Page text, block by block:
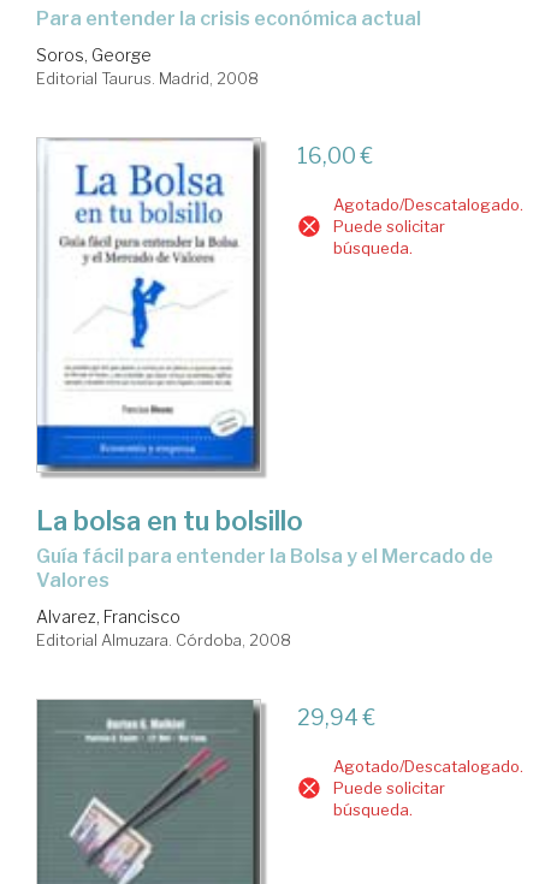
para entender la crisis económica actual
Soros, George
Editorial Taurus. Madrid, 2008
16,00 €
Agotado/Descatalogado.
Puede solicitar
búsqueda.
La bolsa en tu bolsillo
guía fácil para entender la Bolsa y el Mercado de
Valores
Alvarez, Francisco
Editorial Almuzara. Córdoba, 2008
29,94 €
Agotado/Descatalogado.
Puede solicitar
búsqueda.